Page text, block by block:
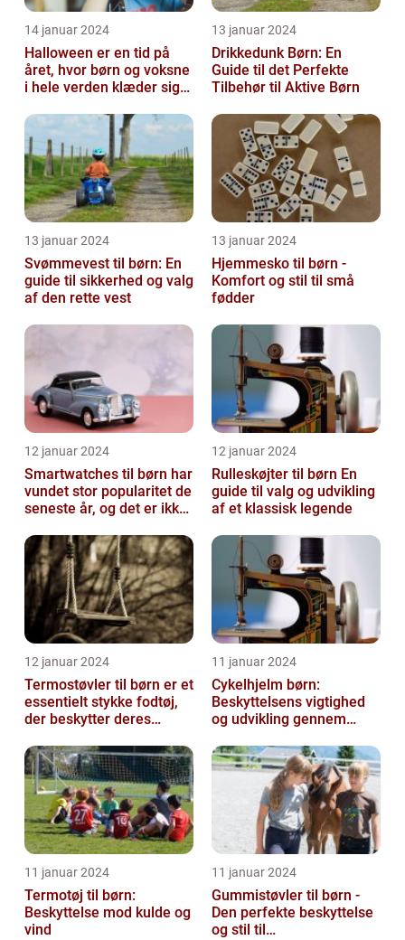
14 januar 2024
Halloween er en tid på
året, hvor børn og voksne
i hele verden klæder sig
fant...
13 januar 2024
Drikkedunk Børn: En
Guide til det Perfekte
Tilbehør til Aktive Børn
13 januar 2024
Svømmevest til børn: En
guide til sikkerhed og valg
af den rette vest
13 januar 2024
Hjemmesko til børn -
Komfort og stil til små
fødder
12 januar 2024
Smartwatches til børn har
vundet stor popularitet de
seneste år, og det er ikke
12 januar 2024
Rulleskøjter til børn En
guide til valg og udvikling
af et klassisk legende
12 januar 2024
Termostøvler til børn er et
essentielt stykke fodtøj,
der beskytter deres
fugti...
11 januar 2024
Cykelhjelm børn:
Beskyttelsens vigtighed
og udvikling gennem
11 januar 2024
Termotøj til børn:
Beskyttelse mod kulde og
vind
11 januar 2024
Gummistøvler til børn -
Den perfekte beskyttelse
og stil til